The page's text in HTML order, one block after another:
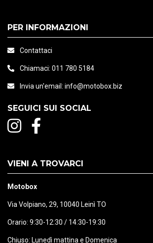
PER INFORMAZIONI
Contattaci
Chiamaci: 011 780 5184
Invia un'email: info@motobox.biz
SEGUICI SUI SOCIAL
VIENI A TROVARCI
Motobox
Via Volpiano, 29, 10040 Leinì TO
Orario: 9:30-12:30 / 14:30-19:30
Chiuso: Lunedì mattina e Domenica